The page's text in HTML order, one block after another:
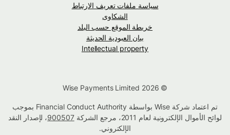
سياسة ملفات تعريف الارتباط
الشكاوى
خريطة الموقع حسب البلد
بيان العبودية الحديثة
Intellectual property
تم اعتماد شركة Wise بواسطة Financial Conduct Authority بموجب
لوائح الأموال الإلكترونية لعام 2011، مرجع الشركة
900507، لإصدار النقد
الإلكتروني.